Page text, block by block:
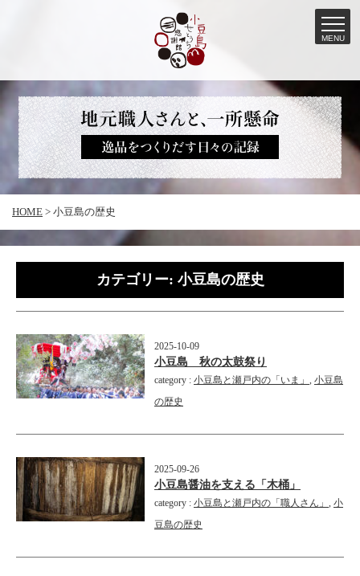
コ
へ
MENU
HOME > 小豆島の歴史
カテゴリー: 小豆島の歴史
2025-10-09
小豆島 秋の太鼓祭り
category : 小豆島と瀬戸内の「いま」 , 小豆島
の歴史
2025-09-26
小豆島醤油を支える「木桶」
category : 小豆島と瀬戸内の「職人さん」 , 小
豆島の歴史